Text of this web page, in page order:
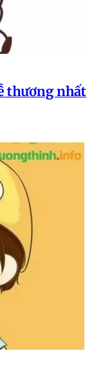
thương nhất